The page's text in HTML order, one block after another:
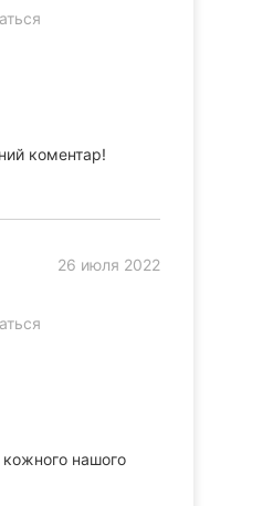
коментар!
26 июля 2022
нашого